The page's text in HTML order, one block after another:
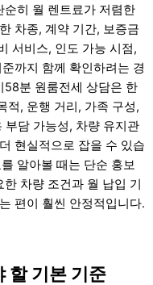
히 월 렌트료가 저렴한
차종, 계약 기간, 보증금
서비스, 인도 가능 시점,
까지 함께 확인하려는 경
분 원룸전세 상담은 한
적, 운행 거리, 가족 구성,
부담 가능성, 차량 유지관
현실적으로 잡을 수 있습
알아볼 때는 단순 홍보
차량 조건과 월 납입 기
편이 훨씬 안정적입니다.
할 기본 기준